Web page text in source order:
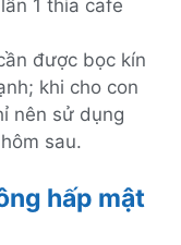
1 thìa cafe
được bọc kín
khi cho con
nên sử dụng
sau.
hấp mật